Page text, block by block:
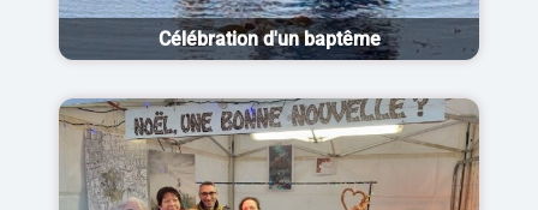
Célébration d'un baptême